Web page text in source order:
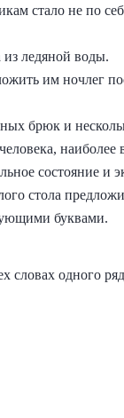
стало не по
ледяной воды.
им ночлег
брюк и
состояние и
стола
буквами.
словах одного